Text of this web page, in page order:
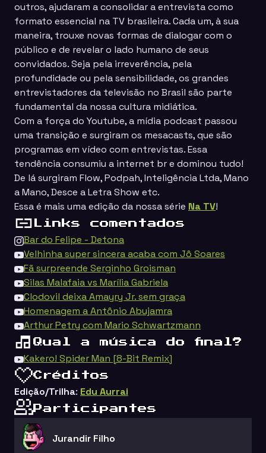
outros, ajudaram a consolidar a entrevista como
formato essencial na TV brasileira. Cada um, à sua
maneira, trouxe novas formas de dialogar com o
público e de revelar o lado humano de seus
convidados. Seja pela irreverência, pela
profundidade ou pela sensibilidade, os grandes
entrevistadores da televisão no Brasil são parte
fundamental da nossa cultura midiática.
Com a força do Youtube, a mídia podcast passou
uma transição e surgiram os mesacasts, que são
programas em vídeo com entrevistas. Essa
tendência consumiu a internet br e dominou tudo!
De lá surgiram Flow, Podpah, Inteligência Ltda, Mano
a Mano, Desce a Letra Show etc.
Essa é mais uma edição da nossa série Na TV!
Links comentados
Bar do Felipe - Detona
Velhinha super sincera acaba com Jô Soares
Fã surpreende Serginho Groisman
Silas Malafaia vs Marília Gabriela
Clodovil deixa Amayry Jr. sem graça
Homenagem a Antônio Abujamra
Arthur Petry com Mario Schwartzmann
Qual a música do final?
Kakero! Spider Man [8-Bit Remix]
Créditos
Edição/Trilha: Edu Aurrai
Participantes
Jurandir Filho